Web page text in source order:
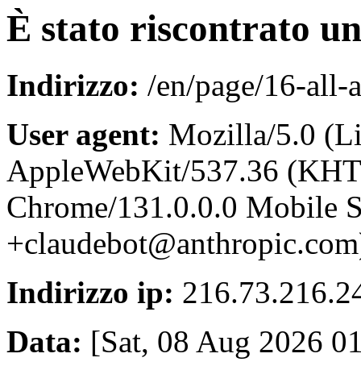
È stato riscontrato
Indirizzo: /en/page/16-all-
User agent: Mozilla/5.0
AppleWebKit/537.36
Chrome/131.0.0.0 Mobile
Indirizzo ip:
Data: [Sat, 08 Aug 2026